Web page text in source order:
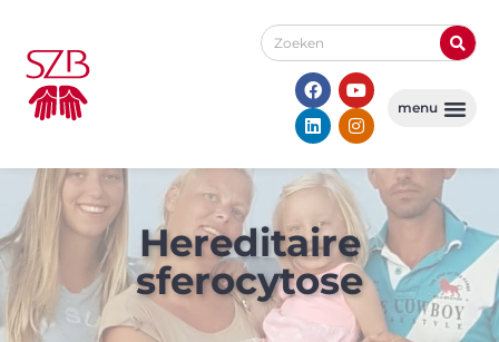
Hereditaire
sferocytose